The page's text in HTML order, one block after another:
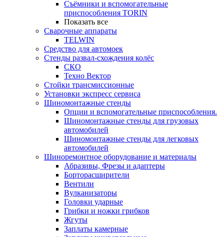
Съёмники и вспомогательные
приспособления TORIN
Показать все
Сварочные аппараты
TELWIN
Средство для автомоек
Стенды развал-схождения колёс
СКО
Техно Вектор
Стойки трансмиссионные
Установки экспресс сервиса
Шиномонтажные стенды
Опции и вспомогательные приспособления.
Шиномонтажные стенды для грузовых
автомобилей
Шиномонтажные стенды для легковых
автомобилей
Шиноремонтное оборудование и материалы
Абразивы, Фрезы и адаптеры
Борторасширители
Вентили
Вулканизаторы
Головки ударные
Грибки и ножки грибков
Жгуты
Заплаты камерные